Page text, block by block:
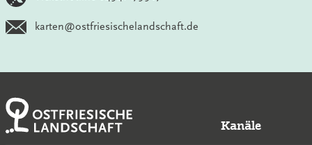
karten@ostfriesischelandschaft.de
Kanäle